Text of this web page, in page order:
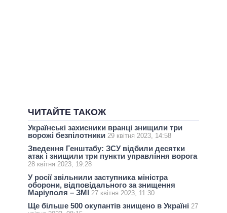
ЧИТАЙТЕ ТАКОЖ
Українські захисники вранці знищили три
ворожі безпілотники 29 квітня 2023, 14:58
Зведення Генштабу: ЗСУ відбили десятки
атак і знищили три пункти управління ворога
28 квітня 2023, 19:28
У росії звільнили заступника міністра
оборони, відповідального за знищення
Маріуполя – ЗМІ 27 квітня 2023, 11:30
Ще більше 500 окупантів знищено в Україні 27